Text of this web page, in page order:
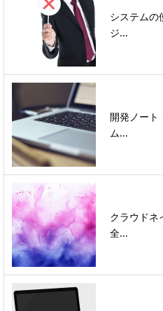
システムの
ジ...
開発ノート
ム...
クラウドネ
全...